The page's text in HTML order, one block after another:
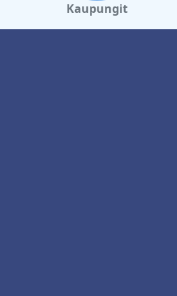
Kaupungit